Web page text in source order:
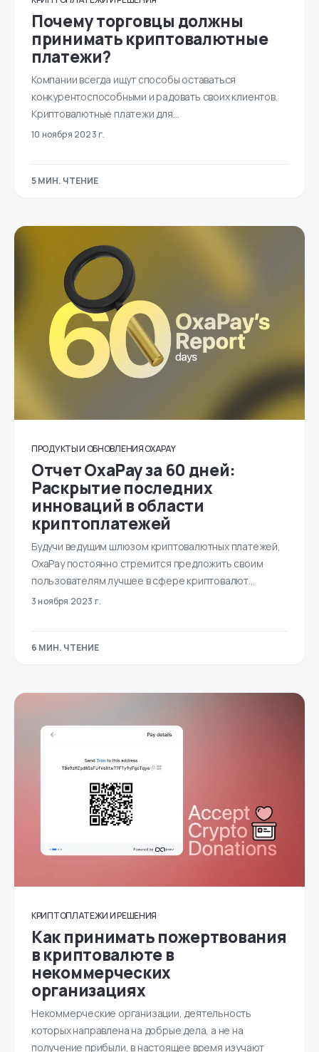
Почему торговцы должны
принимать криптовалютные
платежи?
Компании всегда ищут способы оставаться
конкурентоспособными и радовать своих клиентов.
Криптовалютные платежи для…
10 ноября 2023 г.
5 МИН. ЧТЕНИЕ
ПРОДУКТЫ И ОБНОВЛЕНИЯ OXAPAY
Отчет OxaPay за 60 дней:
Раскрытие последних
инноваций в области
криптоплатежей
Будучи ведущим шлюзом криптовалютных платежей,
OxaPay постоянно стремится предложить своим
пользователям лучшее в сфере криптовалют…
3 ноября 2023 г.
6 МИН. ЧТЕНИЕ
КРИПТОПЛАТЕЖИ И РЕШЕНИЯ
Как принимать пожертвования
в криптовалюте в
некоммерческих
организациях
Некоммерческие организации, деятельность
которых направлена на добрые дела, а не на
получение прибыли, в настоящее время изучают